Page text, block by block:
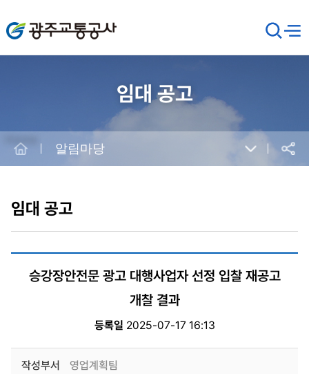
광주교통공사
검
색
창
메뉴
임대 공고
공유
알림마당
임대 공고
승강장안전문 광고 대행사업자 선정 입찰 재공고
개찰 결과
등록일 2025-07-17 16:13
작성부서
영업계획팀